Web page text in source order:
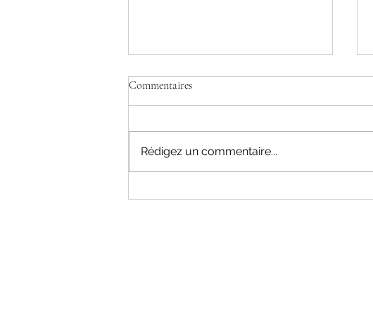
On en parle à Avignonet : Bulletin
Commentaires
Rédigez un commentaire...